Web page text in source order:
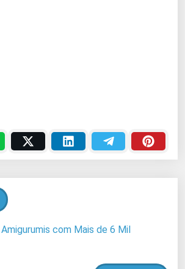
com Mais de 6 Mil